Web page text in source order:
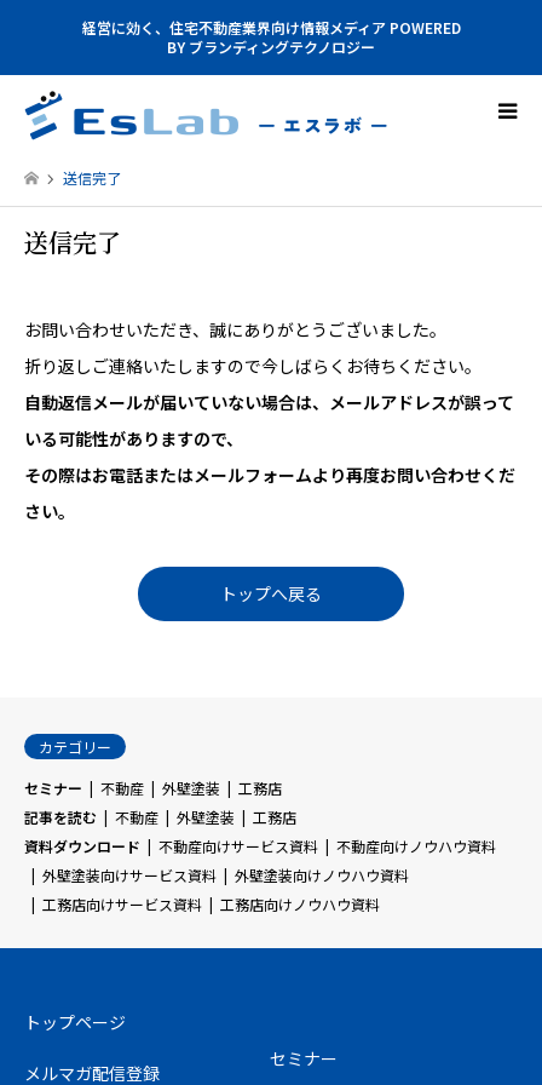
経営に効く、住宅不動産業界向け情報メディア POWERED
BY ブランディングテクノロジー
送信完了
送信完了
お問い合わせいただき、誠にありがとうございました。
折り返しご連絡いたしますので今しばらくお待ちください。
自動返信メールが届いていない場合は、メールアドレスが誤って
いる可能性がありますので、
その際はお電話またはメールフォームより再度お問い合わせくだ
さい。
トップへ戻る
カテゴリー
セミナー
不動産 外壁塗装
工務店
記事を読む
不動産 外壁塗装
工務店
資料ダウンロード
不動産向けサービス資料
不動産向けノウハウ資料
外壁塗装向けサービス資料
外壁塗装向けノウハウ資料
工務店向けサービス資料
工務店向けノウハウ資料
トップページ
メルマガ配信登録
セミナー